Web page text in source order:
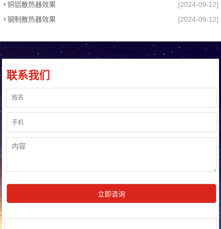
铜铝散热器效果
[2024-09-12]
钢制散热器效果
[2024-09-12]
联系我们